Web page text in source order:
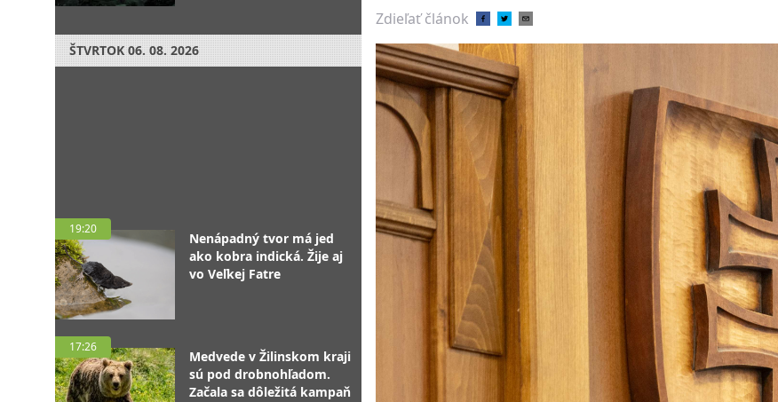
ŠTVRTOK 06. 08. 2026
19:20
Nenápadný tvor má jed
ako kobra indická. Žije aj
vo Veľkej Fatre
17:26
Medvede v Žilinskom kraji
sú pod drobnohľadom.
Začala sa dôležitá kampaň
Zdieľať článok